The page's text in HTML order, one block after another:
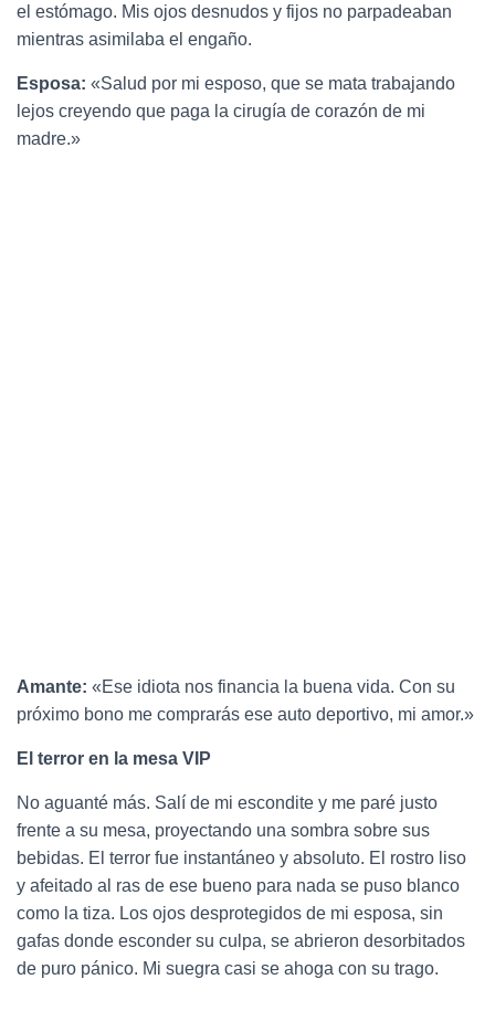
el estómago. Mis ojos desnudos y fijos no parpadeaban
mientras asimilaba el engaño.
Esposa: «Salud por mi esposo, que se mata trabajando
lejos creyendo que paga la cirugía de corazón de mi
madre.»
Amante: «Ese idiota nos financia la buena vida. Con su
próximo bono me comprarás ese auto deportivo, mi amor.»
El terror en la mesa VIP
No aguanté más. Salí de mi escondite y me paré justo
frente a su mesa, proyectando una sombra sobre sus
bebidas. El terror fue instantáneo y absoluto. El rostro liso
y afeitado al ras de ese bueno para nada se puso blanco
como la tiza. Los ojos desprotegidos de mi esposa, sin
gafas donde esconder su culpa, se abrieron desorbitados
de puro pánico. Mi suegra casi se ahoga con su trago.